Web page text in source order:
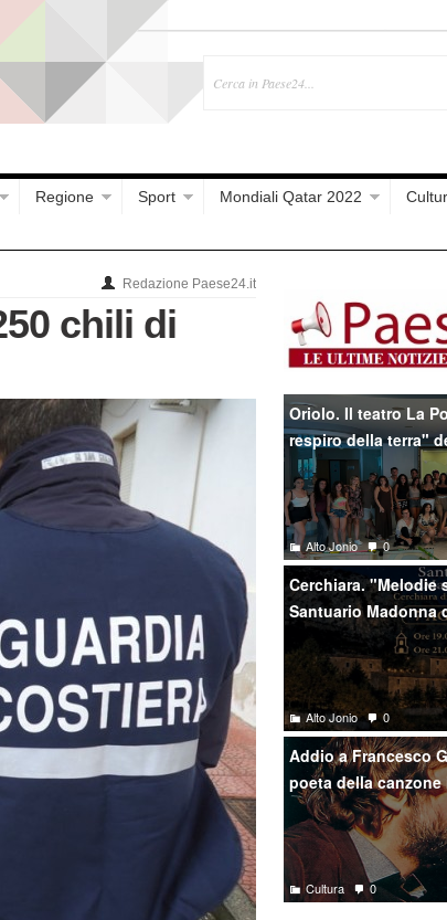
Regione Sport Mondiali Qatar 2022
Redazione Paese24.it
chili di
Oriolo. Il teatro La
respiro della terra"
Alto Jonio 0
Cerchiara. "Melodie
Santuario Madonna
Alto Jonio 0
Addio a Francesco
poeta della canzone
Cultura 0